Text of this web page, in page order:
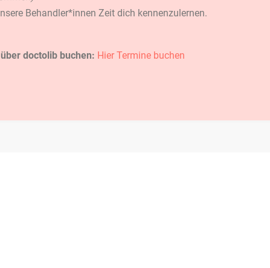
Behandler*innen Zeit dich kennenzulernen.
doctolib buchen: Hier Termine buchen